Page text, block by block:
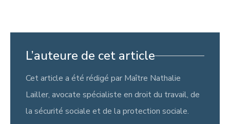
L’auteure de cet article
Cet article a été rédigé par Maître Nathalie
Lailler, avocate spécialiste en droit du travail, de
la sécurité sociale et de la protection sociale.